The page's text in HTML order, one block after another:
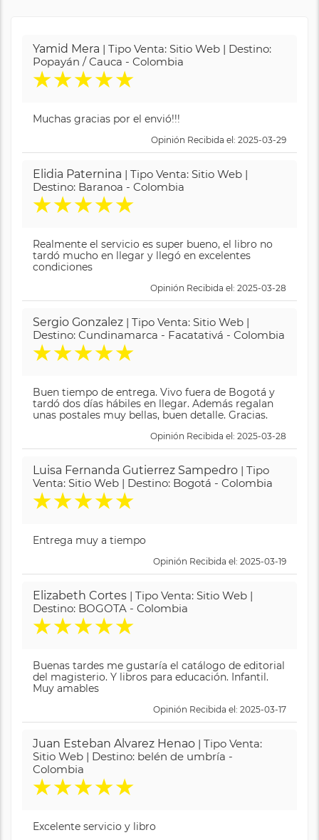
Yamid Mera | Tipo Venta: Sitio Web | Destino:
Popayán / Cauca - Colombia
★★★★★
Muchas gracias por el envió!!!
Opinión Recibida el: 2025-03-29
Elidia Paternina | Tipo Venta: Sitio Web |
Destino: Baranoa - Colombia
★★★★★
Realmente el servicio es super bueno, el libro no
tardó mucho en llegar y llegó en excelentes
condiciones
Opinión Recibida el: 2025-03-28
Sergio Gonzalez | Tipo Venta: Sitio Web |
Destino: Cundinamarca - Facatativá - Colombia
★★★★★
Buen tiempo de entrega. Vivo fuera de Bogotá y
tardó dos días hábiles en llegar. Además regalan
unas postales muy bellas, buen detalle. Gracias.
Opinión Recibida el: 2025-03-28
Luisa Fernanda Gutierrez Sampedro | Tipo
Venta: Sitio Web | Destino: Bogotá - Colombia
★★★★★
Entrega muy a tiempo
Opinión Recibida el: 2025-03-19
Elizabeth Cortes | Tipo Venta: Sitio Web |
Destino: BOGOTA - Colombia
★★★★★
Buenas tardes me gustaría el catálogo de editorial
del magisterio. Y libros para educación. Infantil.
Muy amables
Opinión Recibida el: 2025-03-17
Juan Esteban Alvarez Henao | Tipo Venta:
Sitio Web | Destino: belén de umbría -
Colombia
★★★★★
Excelente servicio y libro